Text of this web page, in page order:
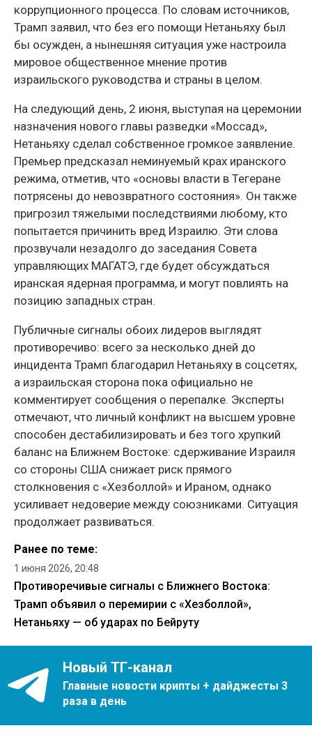
коррупционного процесса. По словам источников,
Трамп заявил, что без его помощи Нетаньяху был
бы осужден, а нынешняя ситуация уже настроила
мировое общественное мнение против
израильского руководства и страны в целом.
На следующий день, 2 июня, выступая на церемонии
назначения нового главы разведки «Моссад»,
Нетаньяху сделал собственное громкое заявление.
Премьер предсказал неминуемый крах иранского
режима, отметив, что «основы власти в Тегеране
потрясены до невозвратного состояния». Он также
пригрозил тяжелыми последствиями любому, кто
попытается причинить вред Израилю. Эти слова
прозвучали незадолго до заседания Совета
управляющих МАГАТЭ, где будет обсуждаться
иранская ядерная программа, и могут повлиять на
позицию западных стран.
Публичные сигналы обоих лидеров выглядят
противоречиво: всего за несколько дней до
инцидента Трамп благодарил Нетаньяху в соцсетях,
а израильская сторона пока официально не
комментирует сообщения о перепалке. Эксперты
отмечают, что личный конфликт на высшем уровне
способен дестабилизировать и без того хрупкий
баланс на Ближнем Востоке: сдерживание Израиля
со стороны США снижает риск прямого
столкновения с «Хезболлой» и Ираном, однако
усиливает недоверие между союзниками. Ситуация
продолжает развиваться.
Ранее по теме:
1 июня 2026, 20:48
Противоречивые сигналы с Ближнего Востока:
Трамп объявил о перемирии с «Хезболлой»,
Нетаньяху — об ударах по Бейруту
Новый ТГ-канал
Главные новости крипты + дайджесты 3
раза в день